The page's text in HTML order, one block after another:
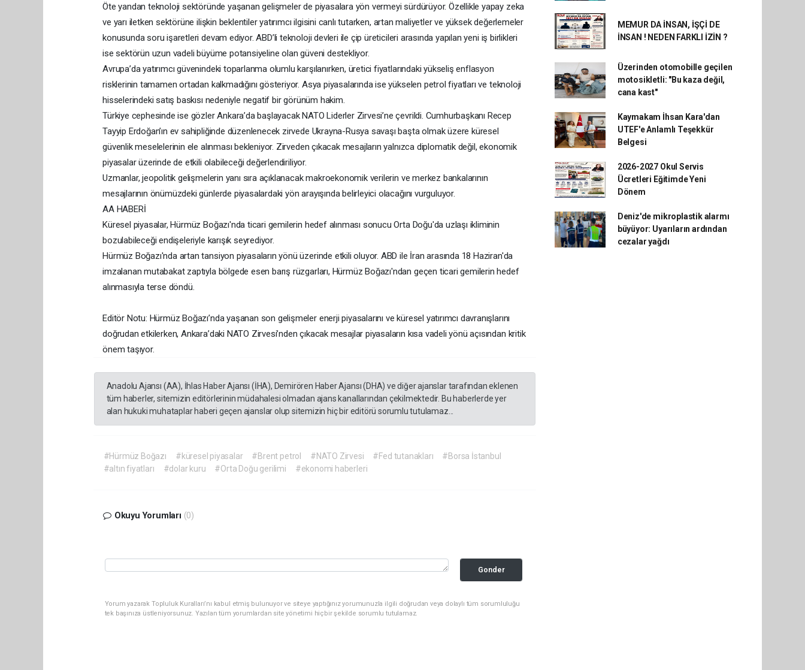
Öte yandan teknoloji sektöründe yaşanan gelişmeler de piyasalara yön vermeyi sürdürüyor. Özellikle yapay zeka
ve yarı iletken sektörüne ilişkin beklentiler yatırımcı ilgisini canlı tutarken, artan maliyetler ve yüksek değerlemeler
konusunda soru işaretleri devam ediyor. ABD’li teknoloji devleri ile çip üreticileri arasında yapılan yeni iş birlikleri
ise sektörün uzun vadeli büyüme potansiyeline olan güveni destekliyor.
Avrupa’da yatırımcı güvenindeki toparlanma olumlu karşılanırken, üretici fiyatlarındaki yükseliş enflasyon
risklerinin tamamen ortadan kalkmadığını gösteriyor. Asya piyasalarında ise yükselen petrol fiyatları ve teknoloji
hisselerindeki satış baskısı nedeniyle negatif bir görünüm hakim.
Türkiye cephesinde ise gözler Ankara’da başlayacak NATO Liderler Zirvesi’ne çevrildi. Cumhurbaşkanı Recep
Tayyip Erdoğan’ın ev sahipliğinde düzenlenecek zirvede Ukrayna-Rusya savaşı başta olmak üzere küresel
güvenlik meselelerinin ele alınması bekleniyor. Zirveden çıkacak mesajların yalnızca diplomatik değil, ekonomik
piyasalar üzerinde de etkili olabileceği değerlendiriliyor.
Uzmanlar, jeopolitik gelişmelerin yanı sıra açıklanacak makroekonomik verilerin ve merkez bankalarının
mesajlarının önümüzdeki günlerde piyasalardaki yön arayışında belirleyici olacağını vurguluyor.
AA HABERİ
Küresel piyasalar, Hürmüz Boğazı'nda ticari gemilerin hedef alınması sonucu Orta Doğu'da uzlaşı ikliminin
bozulabileceği endişeleriyle karışık seyrediyor.
Hürmüz Boğazı'nda artan tansiyon piyasaların yönü üzerinde etkili oluyor. ABD ile İran arasında 18 Haziran'da
imzalanan mutabakat zaptıyla bölgede esen barış rüzgarları, Hürmüz Boğazı'ndan geçen ticari gemilerin hedef
alınmasıyla terse döndü.
Editör Notu: Hürmüz Boğazı’nda yaşanan son gelişmeler enerji piyasalarını ve küresel yatırımcı davranışlarını
doğrudan etkilerken, Ankara’daki NATO Zirvesi’nden çıkacak mesajlar piyasaların kısa vadeli yönü açısından kritik
önem taşıyor.
Anadolu Ajansı (AA), İhlas Haber Ajansı (İHA), Demirören Haber Ajansı (DHA) ve diğer ajanslar tarafından eklenen
tüm haberler, sitemizin editörlerinin müdahalesi olmadan ajans kanallarından çekilmektedir. Bu haberlerde yer
alan hukuki muhataplar haberi geçen ajanslar olup sitemizin hiç bir editörü sorumlu tutulamaz...
#Hürmüz Boğazı #küresel piyasalar #Brent petrol #NATO Zirvesi #Fed tutanakları
#Borsa İstanbul
#altın fiyatları
#dolar kuru #Orta Doğu gerilimi #ekonomi haberleri
Okuyu Yorumları (0)
Gonder
Yorum yazarak Topluluk Kuralları’nı kabul etmiş bulunuyor ve siteye yaptığınız yorumunuzla ilgili doğrudan veya dolaylı tüm sorumluluğu
tek başınıza üstleniyorsunuz. Yazılan tüm yorumlardan site yönetimi hiçbir şekilde sorumlu tutulamaz.
MEMUR DA İNSAN, İŞÇİ DE
İNSAN ! NEDEN FARKLI İZİN ?
Üzerinden otomobille geçilen
motosikletli: "Bu kaza değil,
cana kast"
Kaymakam İhsan Kara'dan
UTEF'e Anlamlı Teşekkür
Belgesi
2026-2027 Okul Servis
Ücretleri Eğitimde Yeni
Dönem
Deniz'de mikroplastik alarmı
büyüyor: Uyarıların ardından
cezalar yağdı